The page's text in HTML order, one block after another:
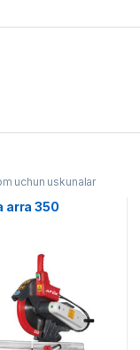
uchun uskunalar
arra 350